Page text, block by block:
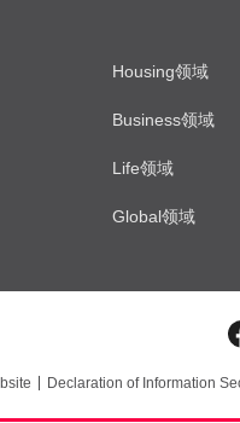
Housing领域
Business领域
Life领域
Global领域
Declaration of Information